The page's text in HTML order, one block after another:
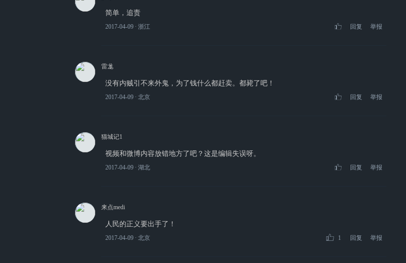
简单，追责
2017-04-09 ∙ 浙江 回复 举报
雷尨
没有内贼引不来外鬼，为了钱什么都赶卖。都毙了吧！
2017-04-09 ∙ 北京 回复 举报
猫城记1
视频和微博内容放错地方了吧？这是编辑失误呀。
2017-04-09 ∙ 湖北 回复 举报
来点medi
人民的正义要出手了！
2017-04-09 ∙ 北京 1 回复 举报